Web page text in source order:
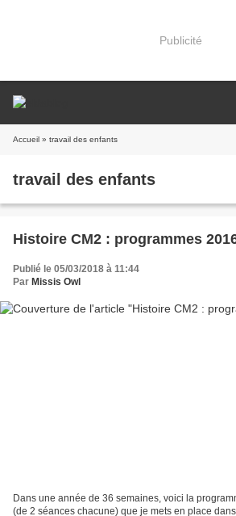
Publicité
Accueil » travail des enfants
travail des enfants
Histoire CM2 : programmes
Publié le 05/03/2018 à 11:44
Par Missis Owl
Dans une année de 36 semaines, voici la
(de 2 séances chacune) que je mets en place